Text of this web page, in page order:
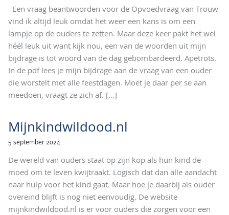
Een vraag beantwoorden voor de Opvoedvraag van Trouw
vind ik altijd leuk omdat het weer een kans is om een
lampje op de ouders te zetten. Maar deze keer pakt het wel
héél leuk uit want kijk nou, een van de woorden uit mijn
bijdrage is tot woord van de dag gebombardeerd. Apetrots.
In de pdf lees je mijn bijdrage aan de vraag van een ouder
die worstelt met alle feestdagen. Moet je daar per se aan
meedoen, vraagt ze zich af. […]
Mijnkindwildood.nl
5 september 2024
De wereld van ouders staat op zijn kop als hun kind de
moed om te leven kwijtraakt. Logisch dat dan alle aandacht
naar hulp voor het kind gaat. Maar hoe je daarbij als ouder
overeind blijft is nog niet eenvoudig. De website
mijnkindwildood.nl is er voor ouders die zorgen voor een